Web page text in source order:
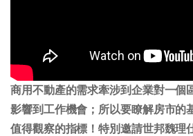
商用不動產的需求牽涉到企業對一個
影響到工作機會；所以要瞭解房市的
值得觀察的指標！特別邀請世邦魏理